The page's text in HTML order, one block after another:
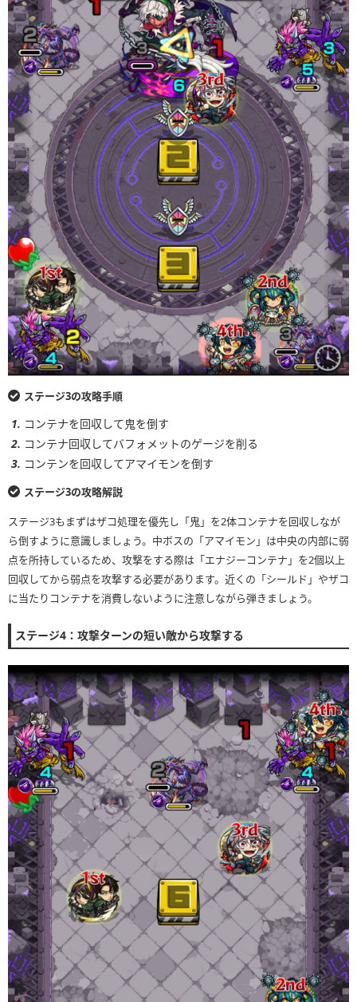
ステージ3の攻略手順
コンテナを回収して鬼を倒す
コンテナ回収してバフォメットのゲージを削る
コンテンを回収してアマイモンを倒す
ステージ3の攻略解説
ステージ3もまずはザコ処理を優先し「鬼」を2体コンテナを回収しなが
ら倒すように意識しましょう。中ボスの「アマイモン」は中央の内部に弱
点を所持しているため、攻撃をする際は「エナジーコンテナ」を2個以上
回収してから弱点を攻撃する必要があります。近くの「シールド」やザコ
に当たりコンテナを消費しないように注意しながら弾きましょう。
ステージ4：攻撃ターンの短い敵から攻撃する